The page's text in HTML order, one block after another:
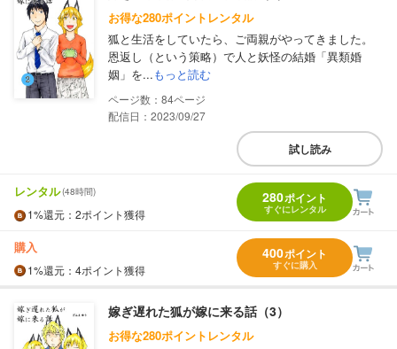
お得な280ポイントレンタル
狐と生活をしていたら、ご両親がやってきました。
恩返し（という策略）で人と妖怪の結婚「異類婚
姻」を...もっと読む
84
配信日：2023/09/27
試し読み
レンタル(48時間)
1%還元 ：2ポイント獲得
280ポイント
すぐにレンタル
購入
1%還元 ：4ポイント獲得
400ポイント
すぐに購入
嫁ぎ遅れた狐が嫁に来る話（3）
お得な280ポイントレンタル